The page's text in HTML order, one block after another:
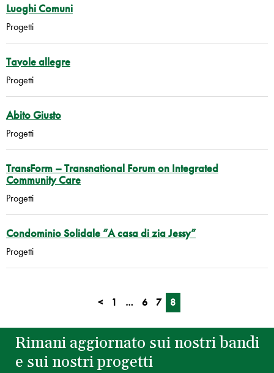
Luoghi Comuni
Progetti
Tavole allegre
Progetti
Abito Giusto
Progetti
TransForm – Transnational Forum on Integrated
Community Care
Progetti
Condominio Solidale “A casa di zia Jessy”
Progetti
< 1 … 6 7 8
Rimani aggiornato sui nostri bandi
e sui nostri progetti